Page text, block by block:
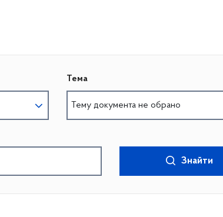
Тема
Тему документа не обрано
Знайти